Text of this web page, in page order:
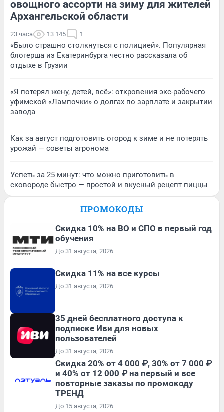
овощного ассорти на зиму для жителей
Архангельской области
23 часа 13 145 1
«Было страшно столкнуться с полицией». Популярная
блогерша из Екатеринбурга честно рассказала об
отдыхе в Грузии
«Я потерял жену, детей, всё»: откровения экс-рабочего
уфимской «Лампочки» о долгах по зарплате и закрытии
завода
Как за август подготовить огород к зиме и не потерять
урожай — советы агронома
Успеть за 25 минут: что можно приготовить в
сковороде быстро — простой и вкусный рецепт пиццы
ПРОМОКОДЫ
Скидка 10% на ВО и СПО в первый год
обучения
До 31 августа, 2026
Скидка 11% на все курсы
До 31 августа, 2026
35 дней бесплатного доступа к
подписке Иви для новых
пользователей
До 31 августа, 2026
Скидка 20% от 4 000 ₽, 30% от 7 000 ₽
и 40% от 12 000 ₽ на первый и все
повторные заказы по промокоду
ТРЕНД
До 15 августа, 2026